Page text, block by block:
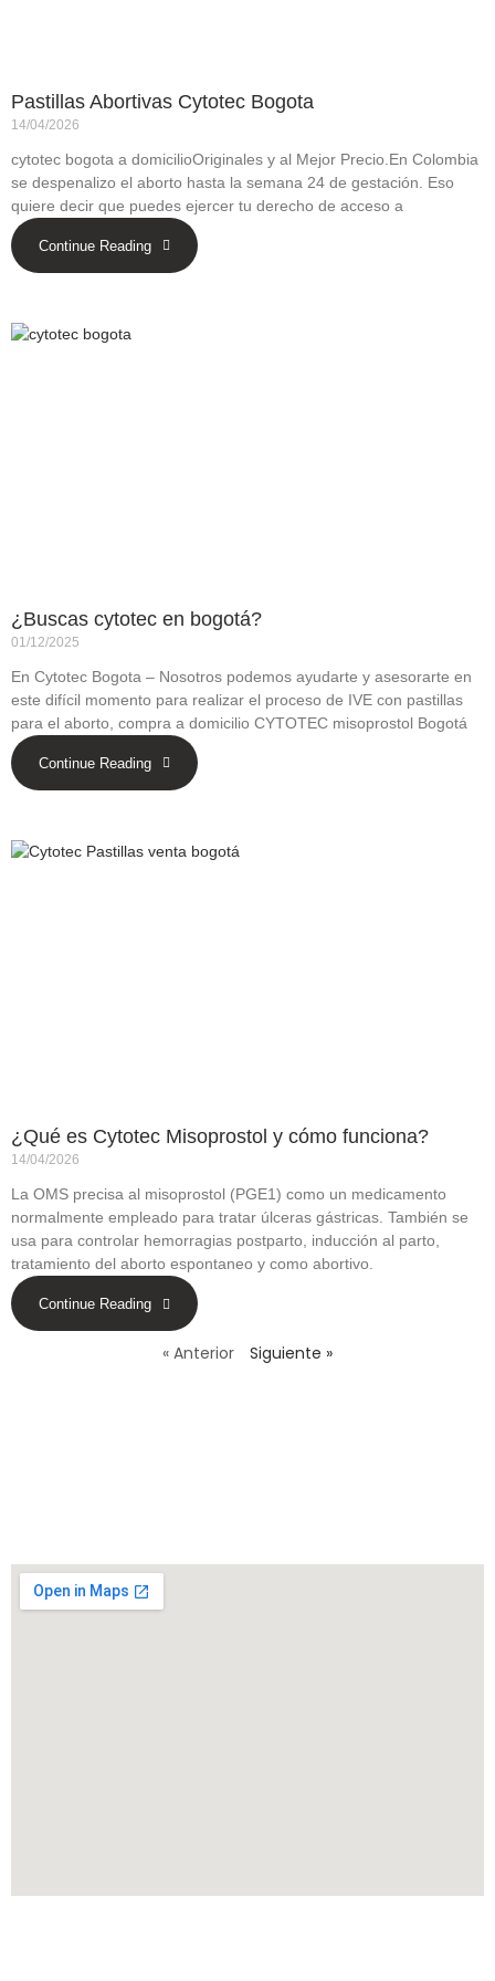
Pastillas Abortivas Cytotec Bogota
14/04/2026
cytotec bogota a domicilioOriginales y al Mejor Precio.En Colombia
se despenalizo el aborto hasta la semana 24 de gestación. Eso
quiere decir que puedes ejercer tu derecho de acceso a
Continue Reading
¿Buscas cytotec en bogotá?
01/12/2025
En Cytotec Bogota – Nosotros podemos ayudarte y asesorarte en
este difícil momento para realizar el proceso de IVE con pastillas
para el aborto, compra a domicilio CYTOTEC misoprostol Bogotá
Continue Reading
¿Qué es Cytotec Misoprostol y cómo funciona?
14/04/2026
La OMS precisa al misoprostol (PGE1) como un medicamento
normalmente empleado para tratar úlceras gástricas. También se
usa para controlar hemorragias postparto, inducción al parto,
tratamiento del aborto espontaneo y como abortivo.
Continue Reading
« Anterior Siguiente »